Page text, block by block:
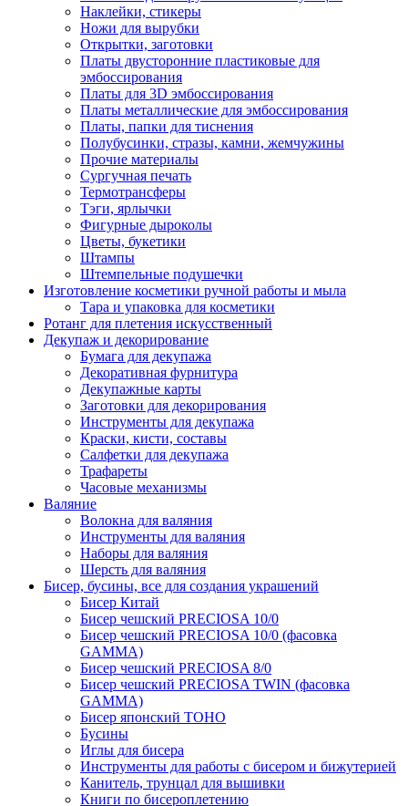
Наклейки, стикеры
Ножи для вырубки
Открытки, заготовки
Платы двусторонние пластиковые для
эмбоссирования
Платы для 3D эмбоссирования
Платы металлические для эмбоссирования
Платы, папки для тиснения
Полубусинки, стразы, камни, жемчужины
Прочие материалы
Сургучная печать
Термотрансферы
Тэги, ярлычки
Фигурные дыроколы
Цветы, букетики
Штампы
Штемпельные подушечки
Изготовление косметики ручной работы и мыла
Тара и упаковка для косметики
Ротанг для плетения искусственный
Декупаж и декорирование
Бумага для декупажа
Декоративная фурнитура
Декупажные карты
Заготовки для декорирования
Инструменты для декупажа
Краски, кисти, составы
Салфетки для декупажа
Трафареты
Часовые механизмы
Валяние
Волокна для валяния
Инструменты для валяния
Наборы для валяния
Шерсть для валяния
Бисер, бусины, все для создания украшений
Бисер Китай
Бисер чешский PRECIOSA 10/0
Бисер чешский PRECIOSA 10/0 (фасовка
GAMMA)
Бисер чешский PRECIOSA 8/0
Бисер чешский PRECIOSA TWIN (фасовка
GAMMA)
Бисер японский TOHO
Бусины
Иглы для бисера
Инструменты для работы с бисером и бижутерией
Канитель, трунцал для вышивки
Книги по бисероплетению